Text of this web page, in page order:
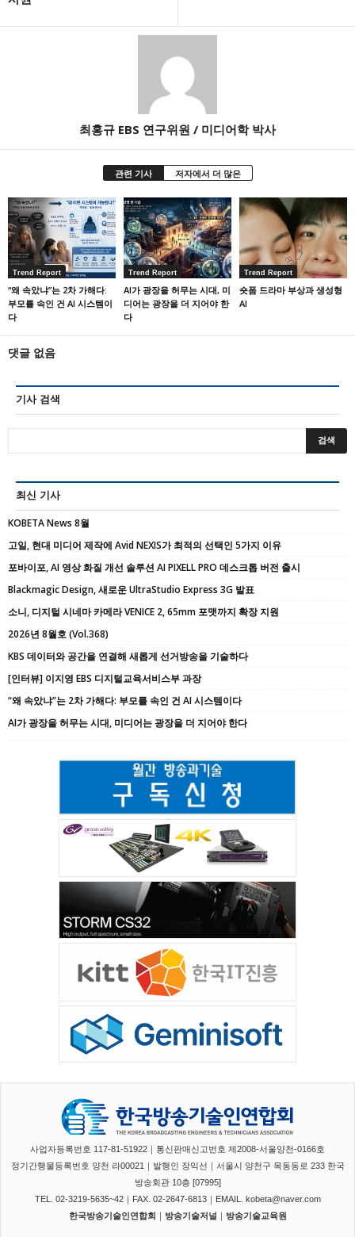
최홍규 EBS 연구위원 / 미디어학 박사
관련 기사 저자에서 더 많은
Trend Report
“왜 속았냐”는 2차 가해다:
부모를 속인 건 AI 시스템이
다
Trend Report
AI가 광장을 허무는 시대, 미
디어는 광장을 더 지어야 한
다
Trend Report
숏폼 드라마 부상과 생성형
AI
댓글 없음
기사 검색
최신 기사
KOBETA News 8월
고일, 현대 미디어 제작에 Avid NEXIS가 최적의 선택인 5가지 이유
포바이포, AI 영상 화질 개선 솔루션 AI PIXELL PRO 데스크톱 버전 출시
Blackmagic Design, 새로운 UltraStudio Express 3G 발표
소니, 디지털 시네마 카메라 VENICE 2, 65mm 포맷까지 확장 지원
2026년 8월호 (Vol.368)
KBS 데이터와 공간을 연결해 새롭게 선거방송을 기술하다
[인터뷰] 이지영 EBS 디지털교육서비스부 과장
“왜 속았냐”는 2차 가해다: 부모를 속인 건 AI 시스템이다
AI가 광장을 허무는 시대, 미디어는 광장을 더 지어야 한다
사업자등록번호 117-81-51922｜통신판매신고번호 제2008-서울양천-0166호
정기간행물등록번호 양천 라00021｜발행인 장익선｜서울시 양천구 목동동로 233 한국
방송회관 10층 [07995]
TEL. 02-3219-5635~42｜FAX. 02-2647-6813｜EMAIL. kobeta@naver.com
한국방송기술인연합회 ｜ 방송기술저널 ｜ 방송기술교육원